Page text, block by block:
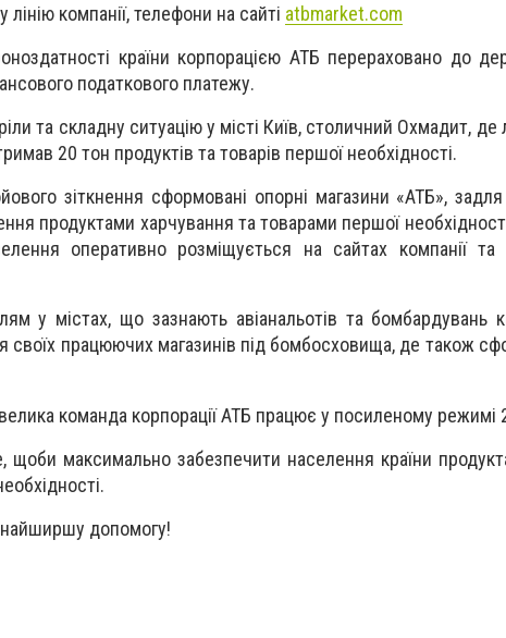
лінію компанії, телефони на сайті atbmarket.com
країни корпорацією АТБ перераховано до
податкового платежу.
та складну ситуацію у місті Київ, столичний Охмадит, де
20 тон продуктів та товарів першої необхідності.
зіткнення сформовані опорні магазини «АТБ»,
продуктами харчування та товарами першої
оперативно розміщується на сайтах компанії та
у містах, що зазнають авіанальотів та бомбардувань
своїх працюючих магазинів під бомбосховища, де також
команда корпорації АТБ працює у посиленому режимі
максимально забезпечити населення країни
допомогу!